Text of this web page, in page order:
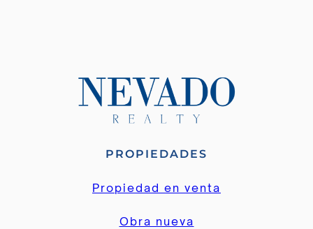
PROPIEDADES
Propiedad en venta
Obra nueva